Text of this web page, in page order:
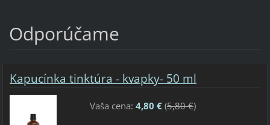
Odporúčame
Kapucínka tinktúra - kvapky- 50 ml
Vaša cena: 4,80 €(5,80 €)